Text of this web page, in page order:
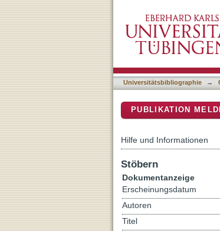
operational risk
Universitätsbibliographie →
PUBLIKATION
Hilfe und Informationen
Stöbern
Dokumentanzeige
Erscheinungsdatum
Autoren
Titel